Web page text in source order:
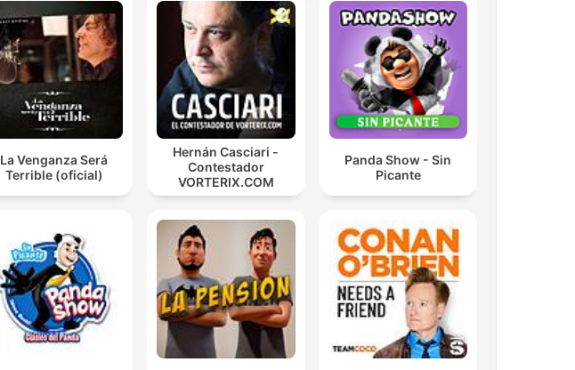
La Venganza Será
Terrible (oficial)
Hernán Casciari -
Contestador
VORTERIX.COM
Panda Show - Sin
Picante